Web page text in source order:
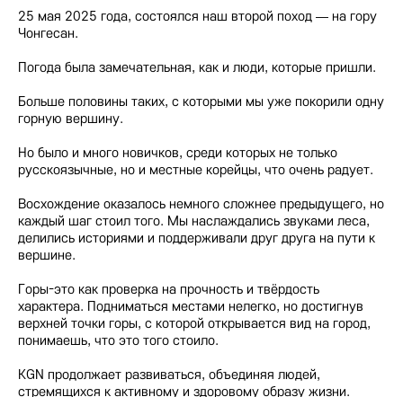
25 мая 2025 года, состоялся наш второй поход — на гору
Чонгесан.
Погода была замечательная, как и люди, которые пришли.
Больше половины таких, с которыми мы уже покорили одну
горную вершину.
Но было и много новичков, среди которых не только
русскоязычные, но и местные корейцы, что очень радует.
Восхождение оказалось немного сложнее предыдущего, но
каждый шаг стоил того. Мы наслаждались звуками леса,
делились историями и поддерживали друг друга на пути к
вершине.
Горы-это как проверка на прочность и твёрдость
характера. Подниматься местами нелегко, но достигнув
верхней точки горы, с которой открывается вид на город,
понимаешь, что это того стоило.
KGN продолжает развиваться, объединяя людей,
стремящихся к активному и здоровому образу жизни.